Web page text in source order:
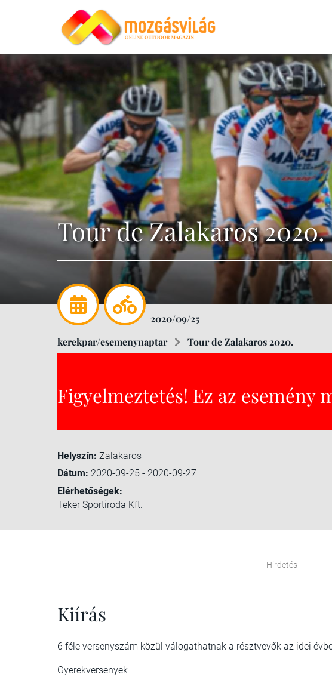
Tour de Zalakaros
2020/09/25
kerekpar/esemenynaptar
Tour de Zalakaros 2020.
Figyelmeztetés! Ez az esemény
Helyszín: Zalakaros
Dátum: 2020-09-25 - 2020-09-27
Elérhetőségek:
Teker Sportiroda Kft.
Hirdetés
Kiírás
6 féle versenyszám közül válogathatnak a résztvevők az idei
Gyerekversenyek